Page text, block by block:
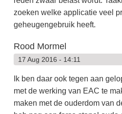
zoeken welke applicatie veel
geheugengebruik heeft.
Rood Mormel
17 Aug 2016 - 14:11
Ik ben daar ook tegen aan
met de werking van EAC te
maken met de ouderdom van